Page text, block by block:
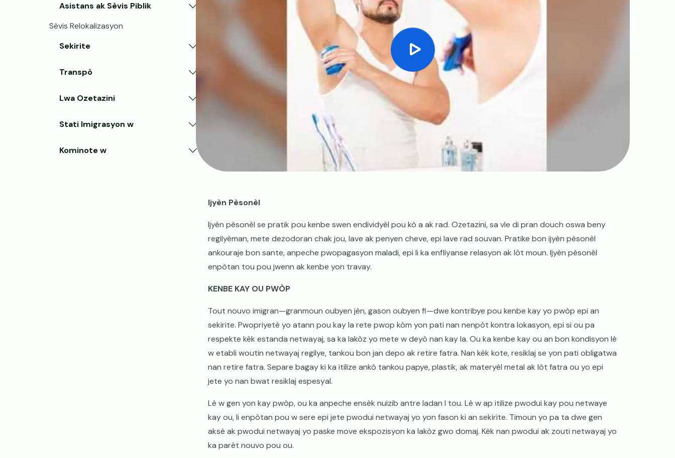
Asistans ak Sèvis Piblik
Sèvis Relokalizasyon
Sekirite
Transpò
Lwa Ozetazini
Stati Imigrasyon w
Kominote w
Ijyèn Pèsonèl
Ijyèn pèsonèl se pratik pou kenbe swen endividyèl pou kò a ak rad. Ozetazini, sa vle di pran douch oswa beny
regilyèman, mete dezodoran chak jou, lave ak penyen cheve, epi lave rad souvan. Pratike bon ijyèn pèsonèl
ankouraje bon sante, anpeche pwopagasyon maladi, epi li ka enfliyanse relasyon ak lòt moun. Ijyèn pèsonèl
enpòtan tou pou jwenn ak kenbe yon travay.
KENBE KAY OU PWÒP
Tout nouvo imigran—granmoun oubyen jèn, gason oubyen fi—dwe kontribye pou kenbe kay yo pwòp epi an
sekirite. Pwopriyetè yo atann pou kay la rete pwop kòm yon pati nan nenpòt kontra lokasyon, epi si ou pa
respekte kèk estanda netwayaj, sa ka lakòz yo mete w deyò nan kay la. Ou ka kenbe kay ou an bon kondisyon lè
w etabli woutin netwayaj regilye, tankou bon jan depo ak retire fatra. Nan kèk kote, resiklaj se yon pati obligatwa
nan retire fatra. Separe bagay ki ka itilize ankò tankou papye, plastik, ak materyèl metal ak lòt fatra ou yo epi
jete yo nan bwat resiklaj espesyal.
Lè w gen yon kay pwòp, ou ka anpeche ensèk nuizib antre ladan l tou. Lè w ap itilize pwodui kay pou netwaye
kay ou, li enpòtan pou w sere epi jete pwodui netwayaj yo yon fason ki an sekirite. Timoun yo pa ta dwe gen
aksè ak pwodui netwayaj yo paske move ekspozisyon ka lakòz gwo domaj. Kèk nan pwodui ak zouti netwayaj yo
ka parèt nouvo pou ou.